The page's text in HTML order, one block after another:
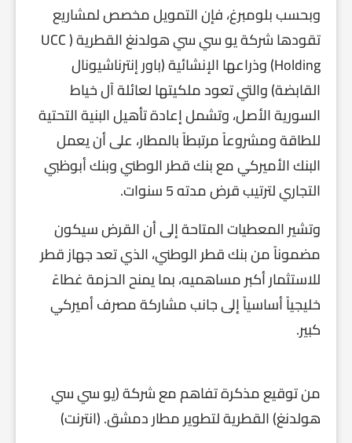
وبحسب بلومبرغ، فإن التمويل مخصص لمشاريع
تقودها شركة يو سي سي هولدنغ القطرية ( UCC
Holding) وذراعها الإنشائية (باور إنترناشيونال
القابضة) والتي تعود ملكيتها لعائلة آل خياط
السورية الأصل، وتشمل إعادة تأهيل البنية التحتية
للطاقة ومشروعاً مرتبطاً بالمطار، على أن يعمل
البنك الأميركي مع بنك قطر الوطني وبنك أبوظبي
التجاري لترتيب قرض مدته 5 سنوات.
وتشير المعطيات المتاحة إلى أن القرض سيكون
مضموناً من بنك قطر الوطني، الذي تعد جهاز قطر
للاستثمار أكبر مساهميه، بما يمنح الحزمة غطاءً
خليجياً أساسياً إلى جانب مشاركة مصرف أميركي
كبير.
من توقيع مذكرة تفاهم مع شركة (يو سي سي
هولدنغ) القطرية لتطوير مطار دمشق. (انترنت)